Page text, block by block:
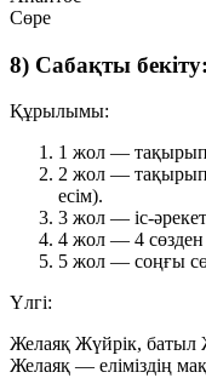
Сөре
8) Сабақты
Құрылымы:
1 жол — тақырып
2 жол —
есім).
3 жол — іс-
4 жол — 4
5 жол — соңғы
Үлгі:
Желаяқ Жүйрік, батыл
Желаяқ — еліміздің